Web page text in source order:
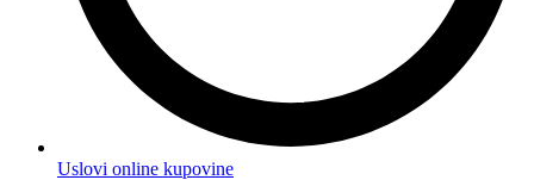
Uslovi online kupovine